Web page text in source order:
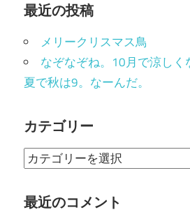
最近の投稿
メリークリスマス鳥
なぞなぞね。10月で涼し
夏で秋は9。なーんだ。
カテゴリー
カ
ゴ
最近のコメント